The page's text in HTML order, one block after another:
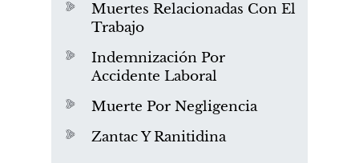
Muertes Relacionadas Con El
Trabajo
Indemnización Por
Accidente Laboral
Muerte Por Negligencia
Zantac Y Ranitidina